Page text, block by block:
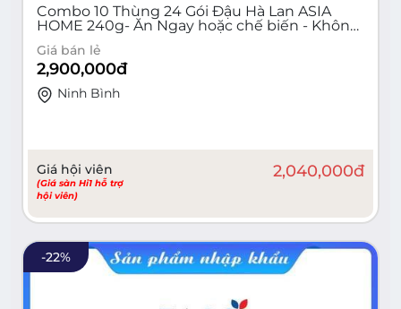
Combo 10 Thùng 24 Gói Đậu Hà Lan ASIA
HOME 240g- Ăn Ngay hoặc chế biến - Không
chất bảo quản
Giá bán lẻ
2,900,000đ
Ninh Bình
Giá hội viên
(Giá sàn Hi1 hỗ trợ
hội viên)
2,040,000đ
-22%